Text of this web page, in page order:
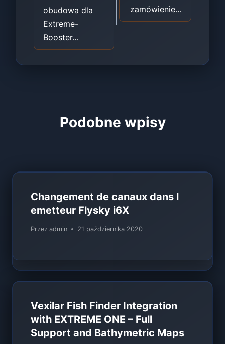
obudowa dla
Extreme-
Booster…
zamówienie…
Podobne wpisy
Changement de canaux dans l
emetteur Flysky i6X
Przez admin 21 października 2020
Vexilar Fish Finder Integration
with EXTREME ONE – Full
Support and Bathymetric Maps